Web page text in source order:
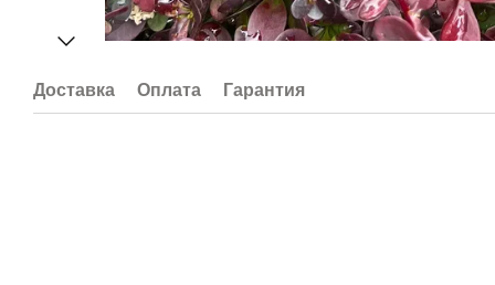
Доставка Оплата Гарантия